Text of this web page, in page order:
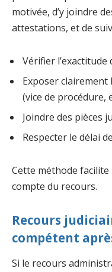
motivée, d’y joindre
attestations, et de
Vérifier
Exposer
(vice de procédure,
Joindre des pièces
Respecter le délai
Cette méthode facilite
compte du recours.
Recours
compétent
Si le recours